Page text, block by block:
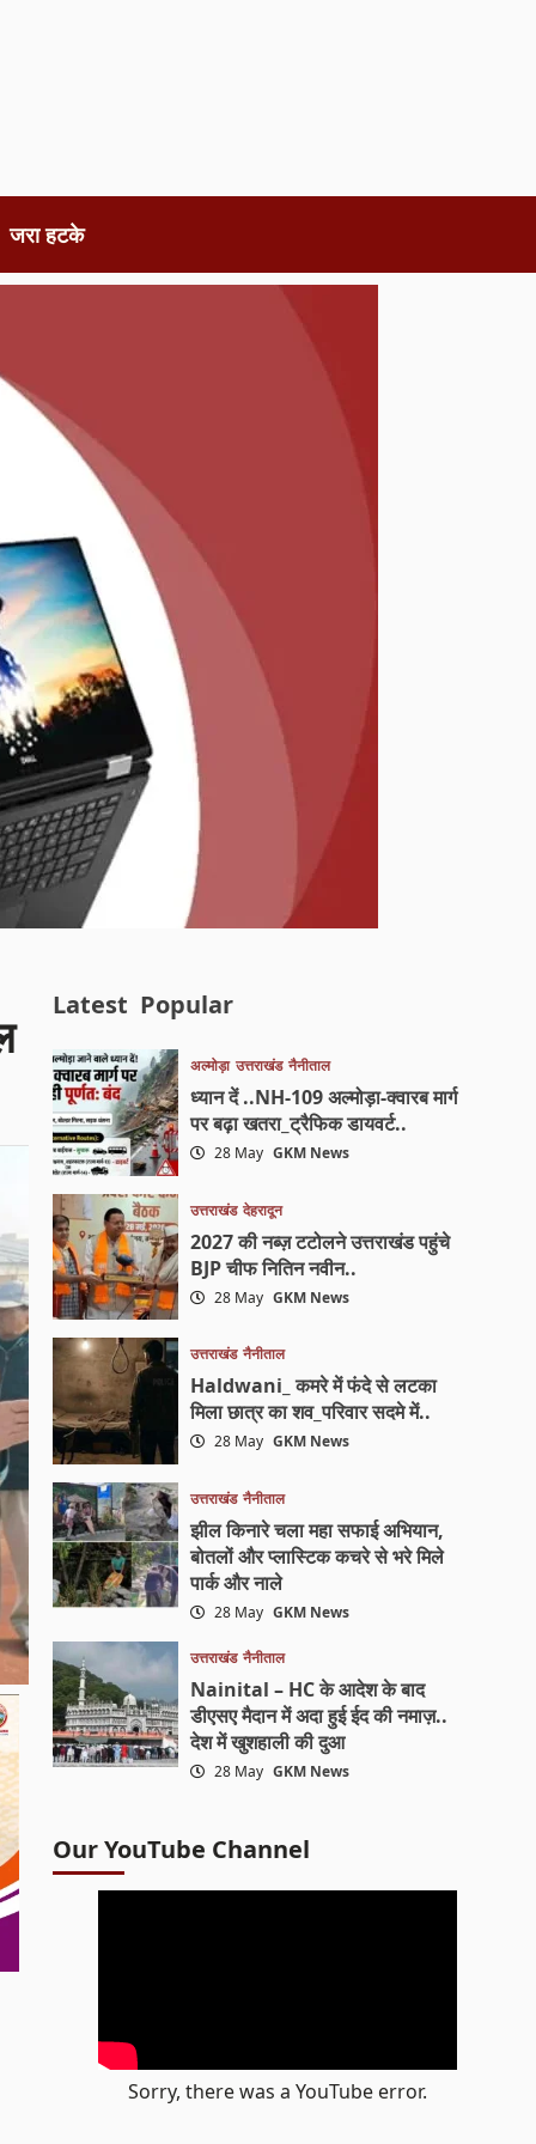
जरा हटके
Latest Popular
अल्मोड़ा उत्तराखंड नैनीताल
ध्यान दें ..NH-109 अल्मोड़ा-क्वारब मार्ग
पर बढ़ा खतरा_ट्रैफिक डायवर्ट..
28 May GKM News
उत्तराखंड देहरादून
2027 की नब्ज़ टटोलने उत्तराखंड पहुंचे
BJP चीफ नितिन नवीन..
28 May GKM News
उत्तराखंड नैनीताल
Haldwani_ कमरे में फंदे से लटका
मिला छात्र का शव_परिवार सदमे में..
28 May GKM News
उत्तराखंड नैनीताल
झील किनारे चला महा सफाई अभियान,
बोतलों और प्लास्टिक कचरे से भरे मिले
पार्क और नाले
28 May GKM News
उत्तराखंड नैनीताल
Nainital – HC के आदेश के बाद
डीएसए मैदान में अदा हुई ईद की नमाज़..
देश में खुशहाली की दुआ
28 May GKM News
Our YouTube Channel
Sorry, there was a YouTube error.